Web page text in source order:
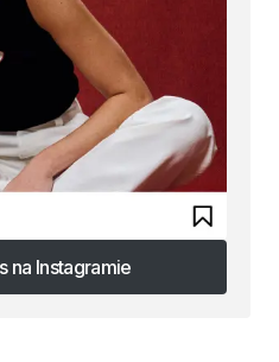
na Instagramie
na Instagramie